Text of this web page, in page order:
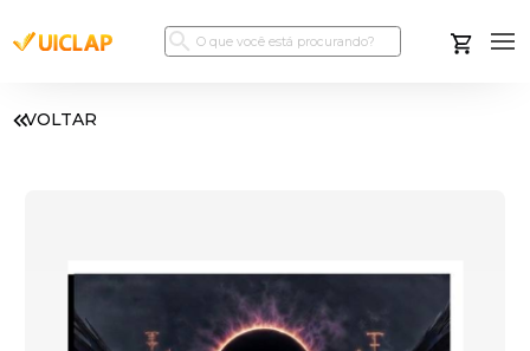
VOLTAR